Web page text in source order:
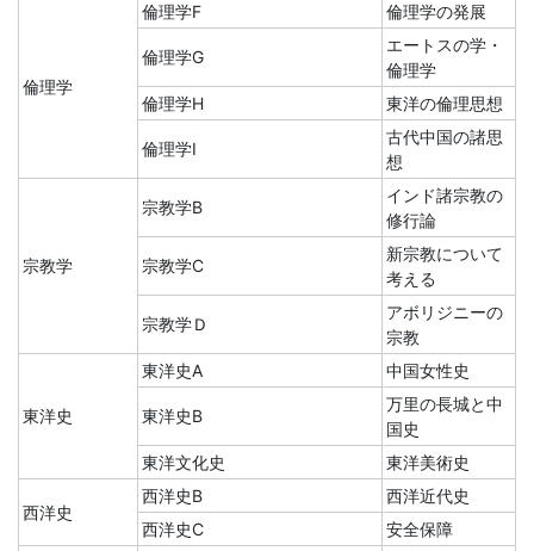
倫理学
倫理学F 倫理学の発展
倫理学G
エートスの学・
倫理学
倫理学H
東洋の倫理思想
倫理学I
古代中国の諸思
想
宗教学
宗教学B
インド諸宗教の
修行論
宗教学C
新宗教について
考える
宗教学Ｄ
アボリジニーの
宗教
東洋史
東洋史A 中国女性史
東洋史B
万里の長城と中
国史
東洋文化史
東洋美術史
西洋史
西洋史B
西洋近代史
西洋史C
安全保障